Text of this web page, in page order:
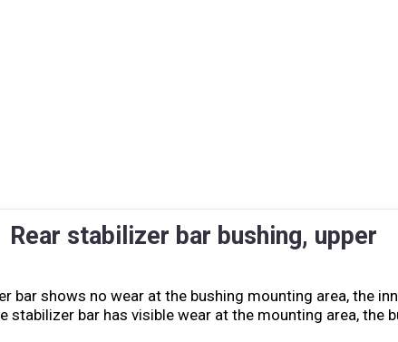
Rear stabilizer bar bushing, upper
bar shows no wear at the bushing mounting area, the
bar has visible wear at the mounting area, the